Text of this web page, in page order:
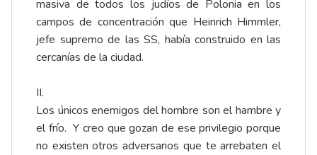
masiva de todos los judíos de Polonia en los
campos de concentración que Heinrich Himmler,
jefe supremo de las SS, había construido en las
cercanías de la ciudad.
II.
Los únicos enemigos del hombre son el hambre y
el frío. Y creo que gozan de ese privilegio porque
no existen otros adversarios que te arrebaten el